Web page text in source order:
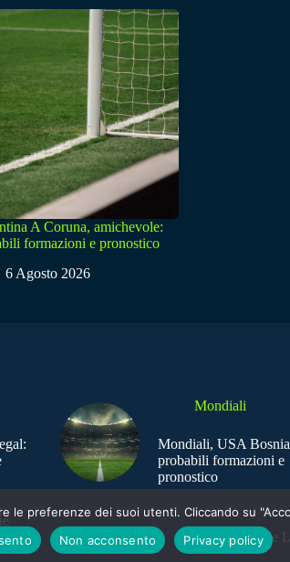
A Coruna, amichevole:
formazioni e pronostico
6 Agosto 2026
Mondiali
Mondiali, USA
probabili formazioni e
pronostico
Sede
le preferenze dei suoi utenti. Cliccando su
Non acconsento Privacy policy